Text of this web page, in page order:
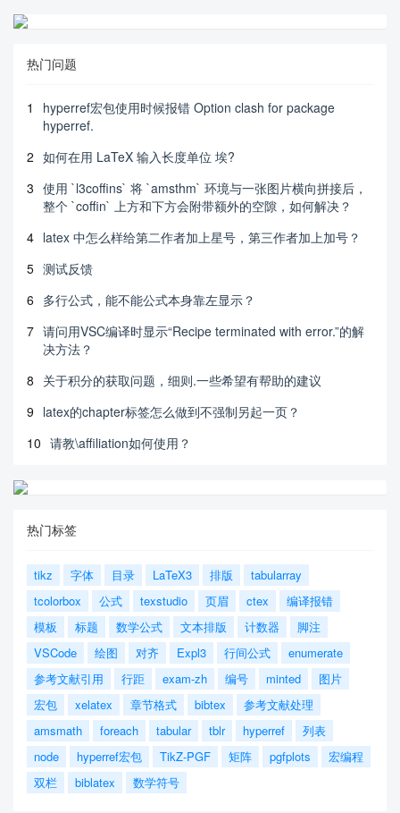
热门问题
1
hyperref宏包使用时候报错 Option clash for package
hyperref.
2 如何在用 LaTeX 输入长度单位 埃?
3 使用 `l3coffins` 将 `amsthm` 环境与一张图片横向拼接后，
整个 `coffin` 上方和下方会附带额外的空隙，如何解决？
4 latex 中怎么样给第二作者加上星号，第三作者加上加号？
5 测试反馈
6 多行公式，能不能公式本身靠左显示？
7 请问用VSC编译时显示“Recipe terminated with error.”的解
决方法？
8 关于积分的获取问题，细则.一些希望有帮助的建议
9 latex的chapter标签怎么做到不强制另起一页？
10 请教\affiliation如何使用？
热门标签
tikz 字体 目录 LaTeX3 排版
tabularray
tcolorbox
公式 texstudio 页眉 ctex
编译报错
模板
标题 数学公式 文本排版 计数器
脚注
VSCode
绘图 对齐 Expl3 行间公式
enumerate
参考文献引用
行距 exam-zh 编号 minted
图片
宏包
xelatex 章节格式 bibtex
参考文献处理
amsmath
foreach tabular tblr hyperref
列表
node
hyperref宏包 TikZ-PGF 矩阵 pgfplots
宏编程
双栏
biblatex 数学符号